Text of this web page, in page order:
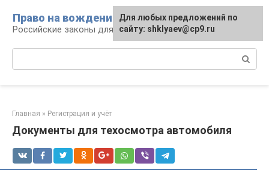
контенту
Право на вождение
Российские законы для автомобилистов
Главная » Регистрация и учёт
Документы для техосмотра автомобиля
Для любых предложений по
сайту: shklyaev@cp9.ru